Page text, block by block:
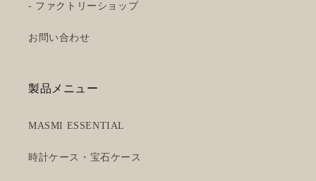
- ファクトリーショップ
お問い合わせ
製品メニュー
MASMI ESSENTIAL
時計ケース・宝石ケース